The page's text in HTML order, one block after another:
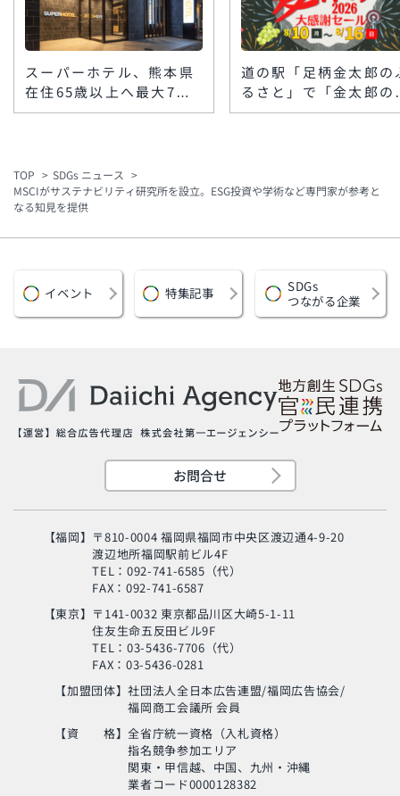
スーパーホテル、熊本県
在住65歳以上へ最大7泊
の無料宿泊支援 令和8
道の駅「足柄金太郎の
るさと」で「金太郎の
休み」大感謝セール、
TOP
SDGs ニュース
MSCIがサステナビリティ研究所を設立。ESG投資や学術など専門家が参考と
なる知見を提供
イベント 特集記事
SDGs
つながる企業
お問合せ
【福岡】 〒810-0004 福岡県福岡市中央区渡辺通4-9-20
渡辺地所福岡駅前ビル4F
TEL：092-741-6585（代）
FAX：092-741-6587
【東京】 〒141-0032 東京都品川区大崎5-1-11
住友生命五反田ビル9F
TEL：03-5436-7706（代）
FAX：03-5436-0281
【加盟団体】社団法人全日本広告連盟/福岡広告協会/
福岡商工会議所 会員
【資 格】全省庁統一資格（入札資格）
指名競争参加エリア
関東・甲信越、中国、九州・沖縄
業者コード0000128382
「MSC海のエコラベ
使い終わった制服
の“新・活用術”とは？